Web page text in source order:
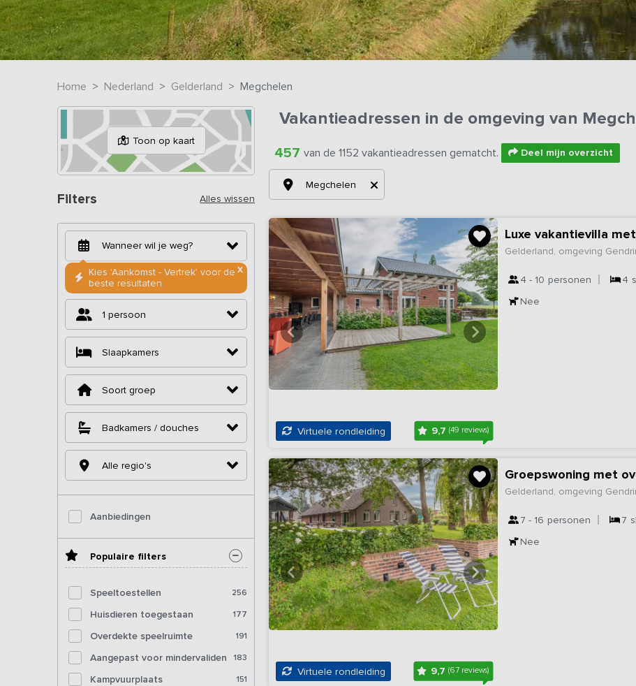
Home Nederland Gelderland Megchelen
Toon op kaart
Filters Alles wissen
X
Kies 'Aankomst - Vertrek' voor de
beste resultaten
1 persoon
Slaapkamers
Soort groep
Badkamers / douches
Alle regio's
Aanbiedingen
Populaire filters
Speeltoestellen 256
Huisdieren toegestaan 177
Overdekte speelruimte 191
Aangepast voor mindervaliden 183
Kampvuurplaats 151
Vakantieadressen in de omgeving van
457 van de 1152 vakantieadressen gematcht. Deel mijn overzicht
Megchelen
Virtuele rondleiding 9,7(49 reviews)
Luxe vakantievilla
Gelderland, omgeving
4 - 10 personen 4
Nee
Virtuele rondleiding 9,7(67 reviews)
Groepswoning met
Gelderland, omgeving
7 - 16 personen 7
Nee